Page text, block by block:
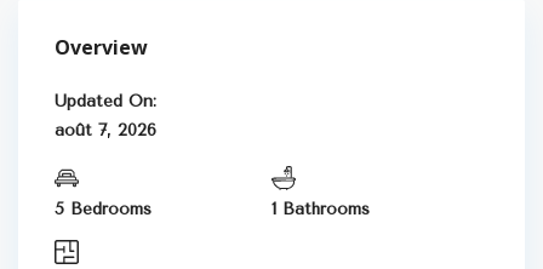
Overview
Updated On:
août 7, 2026
5 Bedrooms 1 Bathrooms